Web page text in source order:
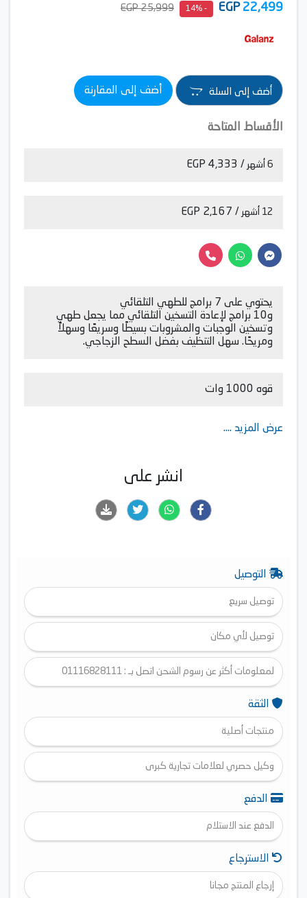
22,499
EGP
- 14%
25,999 EGP
أضف إلى السلة أضف إلى المقارنة
الأقساط المتاحة
6 أشهر / 4,333 EGP
12 أشهر / 2,167 EGP
يحتوي على 7 برامج للطهي التلقائي
و10 برامج لإعادة التسخين التلقائي مما يجعل طهي
وتسخين الوجبات والمشروبات بسيطًا وسريعًا وسهلاً
ومريحًا. سهل التنظيف بفضل السطح الزجاجي.
قوه 1000 وات
عرض المزيد ....
انشر على
التوصيل
توصيل سريع
توصيل لأي مكان
لمعلومات أكثر عن رسوم الشحن اتصل بـ : 01116828111
الثقة
منتجات أصلية
وكيل حصري لعلامات تجارية كبرى
الدفع
الدفع عند الاستلام
الاسترجاع
إرجاع المنتج مجانا